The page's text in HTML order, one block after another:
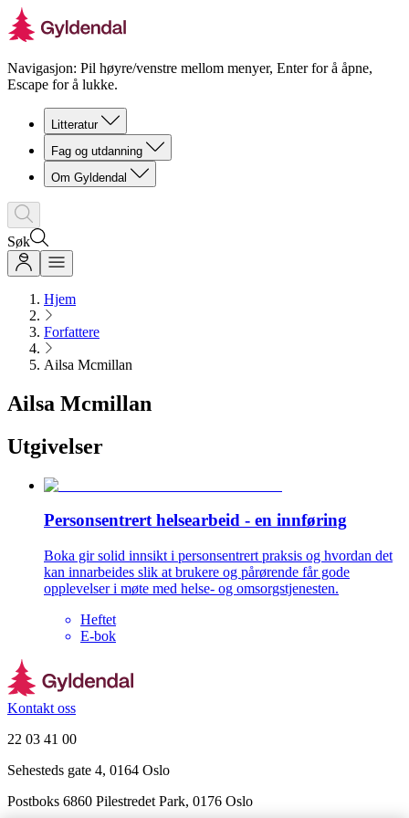
Navigasjon: Pil høyre/venstre mellom menyer, Enter for å åpne,
Escape for å lukke.
Litteratur
Fag og utdanning
Om Gyldendal
Søk
Hjem
Forfattere
Ailsa Mcmillan
Ailsa Mcmillan
Utgivelser
Personsentrert helsearbeid - en innføring
Boka gir solid innsikt i personsentrert praksis og hvordan det
kan innarbeides slik at brukere og pårørende får gode
opplevelser i møte med helse- og omsorgstjenesten.
Heftet
E-bok
Kontakt oss
22 03 41 00
Sehesteds gate 4, 0164 Oslo
Postboks 6860 Pilestredet Park, 0176 Oslo